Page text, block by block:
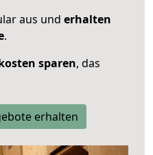
aus und erhalten
.
sparen, das
erhalten